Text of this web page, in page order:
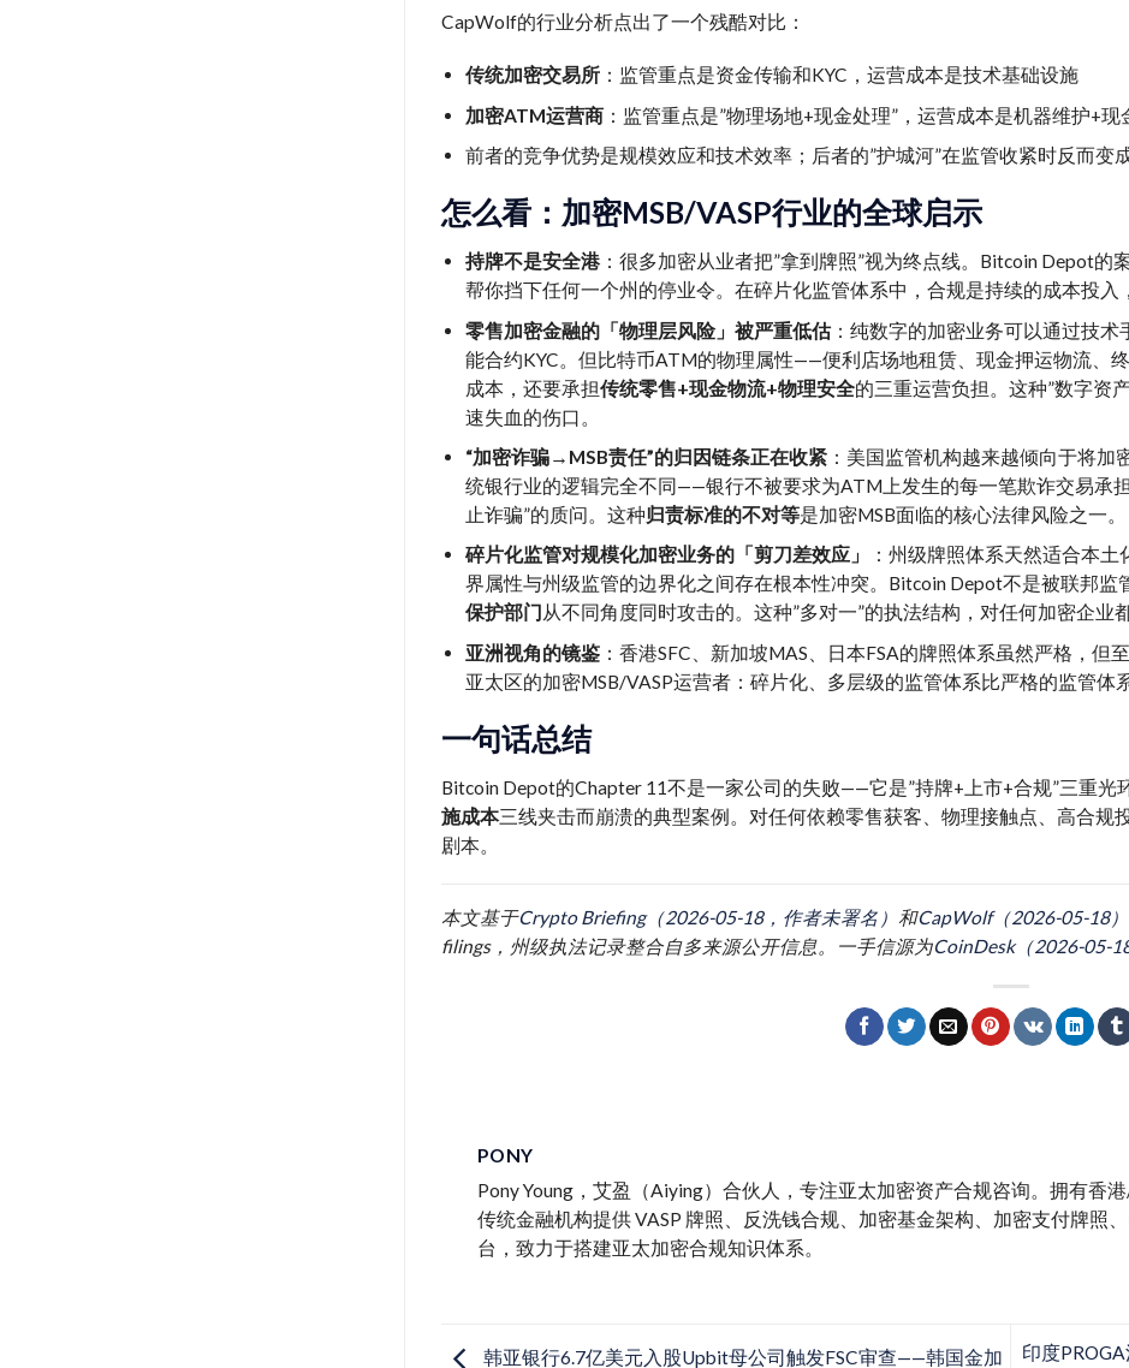
CapWolf的行业分析点出了一个残酷对比：
传统加密交易所 ：监管重点是资金传输和KYC，运营成本是技术基础设施
加密ATM运营商 ：监管重点是”物理场地+现金处理”，运营成本是机器维护+
前者的竞争优势是规模效应和技术效率；后者的”护城河”在监管收紧时反而变
怎么看：加密MSB/VASP行业的全球启示
持牌不是安全港 ：很多加密从业者把”拿到牌照”视为终点线。Bitcoin Depot
帮你挡下任何一个州的停业令。在碎片化监管体系中，合规是持续的成本投入
零售加密金融的「物理层风险」被严重低估：纯数字的加密业务可以通过技
能合约KYC。但比特币ATM的物理属性——便利店场地租赁、现金押运物流、
成本，还要承担传统零售+现金物流+物理安全的三重运营负担。这种”数字资
速失血的伤口。
“加密诈骗→MSB责任”的归因链条正在收紧 ：美国监管机构越来越倾向于将
统银行业的逻辑完全不同——银行不被要求为ATM上发生的每一笔欺诈交易承
止诈骗”的质问。这种归责标准的不对等是加密MSB面临的核心法律风险之一。
碎片化监管对规模化加密业务的「剪刀差效应」
：州级牌照体系天然适合本
界属性与州级监管的边界化之间存在根本性冲突。Bitcoin Depot不是被联邦
保护部门从不同角度同时攻击的。这种”多对一”的执法结构，对任何加密企业
亚洲视角的镜鉴 ：香港SFC、新加坡MAS、日本FSA的牌照体系虽然严格，但
亚太区的加密MSB/VASP运营者：碎片化、多层级的监管体系比严格的监管体
一句话总结
Bitcoin Depot的Chapter 11不是一家公司的失败——它是”持牌+上市+合规”三重光
施成本三线夹击而崩溃的典型案例。对任何依赖零售获客、物理接触点、高合规
剧本。
本文基于Crypto Briefing（2026-05-18，作者未署名） 和CapWolf（2026-05-18）
filings，州级执法记录整合自多来源公开信息。一手信源为CoinDesk（2026-05-18
PONY
Pony Young，艾盈（Aiying）合伙人，专注亚太加密资产合规咨询。拥有香
传统金融机构提供 VASP 牌照、反洗钱合规、加密基金架构、加密支付牌照
台，致力于搭建亚太加密合规知识体系。
韩亚银行6.7亿美元入股Upbit母公司触发FSC审查——韩国金加
印度